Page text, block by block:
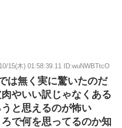
15(木) 01:58:39.11 ID:wuNWBTtcO
は無く実に驚いたのだ
やいい訳じゃなくある
と思えるのが怖い
で何を思ってるのか知